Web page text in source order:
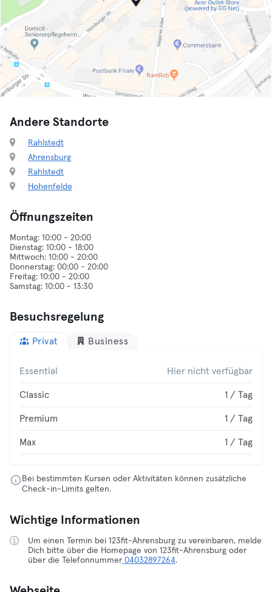
Andere Standorte
Rahlstedt
Ahrensburg
Rahlstedt
Hohenfelde
Öffnungszeiten
Montag: 10:00 - 20:00
Dienstag: 10:00 - 18:00
Mittwoch: 10:00 - 20:00
Donnerstag: 00:00 - 20:00
Freitag: 10:00 - 20:00
Besuchsregelung
Privat Business
Essential Hier nicht verfügbar
Classic 1 / Tag
Premium 1 / Tag
Max 1 / Tag
Bei bestimmten Kursen oder Aktivitäten können zusätzliche
Check-in-Limits gelten.
Wichtige Informationen
Um einen Termin bei 123fit-Ahrensburg zu vereinbaren, melde
Dich bitte über die Homepage von 123fit-Ahrensburg oder
über die Telefonnummer04032897264.